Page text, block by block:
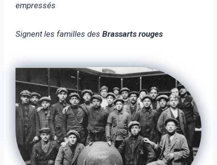
empressés
Signent les familles des Brassarts rouges